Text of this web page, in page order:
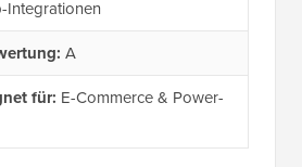
Integrationen
A
für: E-Commerce & Power-